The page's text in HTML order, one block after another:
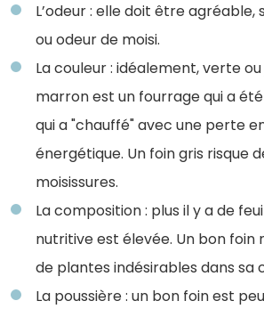
L’odeur : elle doit être agréable,
ou odeur de moisi.
La couleur : idéalement, verte ou
marron est un fourrage qui a
qui a "chauffé" avec une perte
énergétique. Un foin gris risque
moisissures.
La composition : plus il y a de
nutritive est élevée. Un bon foin
de plantes indésirables dans sa
La poussière : un bon foin est